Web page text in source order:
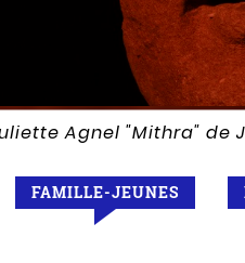
Agnel"Mithra" de
FAMILLE-JEUNES